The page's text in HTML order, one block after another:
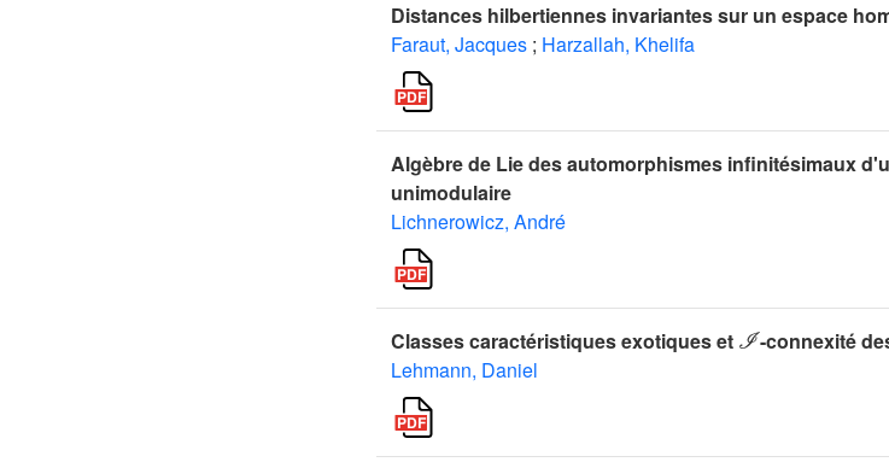
Distances hilbertiennes invariantes sur un espace
Faraut, Jacques ; Harzallah, Khelifa
Algèbre de Lie des automorphismes infinitésimaux
unimodulaire
Lichnerowicz, André
Classes caractéristiques exotiques et
-connexité
Lehmann, Daniel